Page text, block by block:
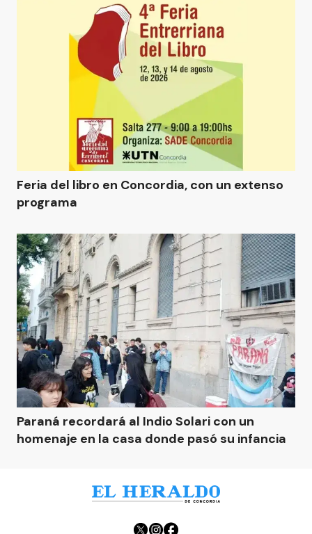
Feria del libro en Concordia, con un extenso
programa
Paraná recordará al Indio Solari con un
homenaje en la casa donde pasó su infancia